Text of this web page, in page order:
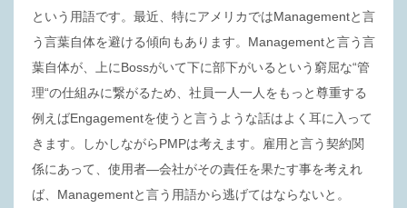
という用語です。最近、特にアメリカではManagementと言
う言葉自体を避ける傾向もあります。Managementと言う言
葉自体が、上にBossがいて下に部下がいるという窮屈な“管
理“の仕組みに繋がるため、社員一人一人をもっと尊重する
例えばEngagementを使うと言うような話はよく耳に入って
きます。しかしながらPMPは考えます。雇用と言う契約関
係にあって、使用者―会社がその責任を果たす事を考えれ
ば、Managementと言う用語から逃げてはならないと。